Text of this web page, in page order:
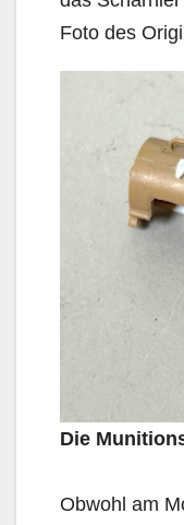
Foto des
Die
Obwohl am